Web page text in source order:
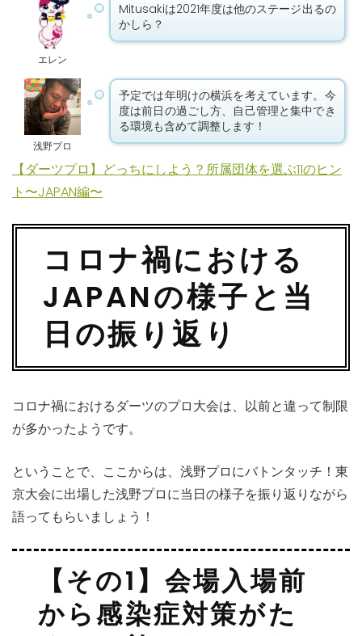
エレン
Mitusakiは2021年度は他のステージ出るの
かしら？
浅野プロ
予定では年明けの横浜を考えています。今
度は前日の過ごし方、自己管理と集中でき
る環境も含めて調整します！
【ダーツプロ】どっちにしよう？所属団体を選ぶ11のヒン
ト〜JAPAN編〜
コロナ禍における
JAPANの様子と当
日の振り返り
コロナ禍におけるダーツのプロ大会は、以前と違って制限
が多かったようです。
ということで、ここからは、浅野プロにバトンタッチ！ 東
京大会に出場した浅野プロに当日の様子を振り返りながら
語ってもらいましょう！
【その1】会場入場前
から感染症対策がた